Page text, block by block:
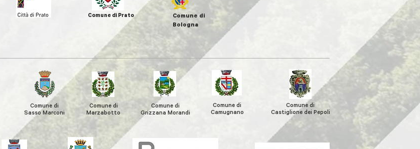
Comune di Prato
Comune di
Bologna
Comune di
Sasso Marconi
Comune di
Marzabotto
Comune di
Grizzana Morandi
Comune di
Camugnano
Comune di
Castiglione dei Pepoli